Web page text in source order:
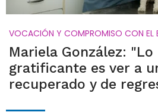
VOCACIÓN Y COMPROMISO CON EL
Mariela González: "Lo
gratificante es ver a
recuperado y de